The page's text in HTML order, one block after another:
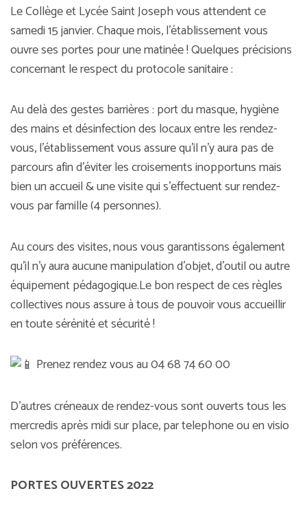
Le Collège et Lycée Saint Joseph vous attendent ce
samedi 15 janvier. Chaque mois, l’établissement vous
ouvre ses portes pour une matinée ! Quelques précisions
concernant le respect du protocole sanitaire :
Au delà des gestes barrières : port du masque, hygiène
des mains et désinfection des locaux entre les rendez-
vous, l’établissement vous assure qu’il n’y aura pas de
parcours afin d’éviter les croisements inopportuns mais
bien un accueil & une visite qui s’effectuent sur rendez-
vous par famille (4 personnes).
Au cours des visites, nous vous garantissons également
qu’il n’y aura aucune manipulation d’objet, d’outil ou autre
équipement pédagogique.Le bon respect de ces règles
collectives nous assure à tous de pouvoir vous accueillir
en toute sérénité et sécurité !
Prenez rendez vous au 04 68 74 60 00
D’autres créneaux de rendez-vous sont ouverts tous les
mercredis après midi sur place, par telephone ou en visio
selon vos préférences.
PORTES OUVERTES 2022